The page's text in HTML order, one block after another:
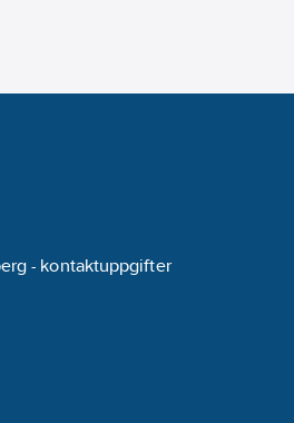
- kontaktuppgifter